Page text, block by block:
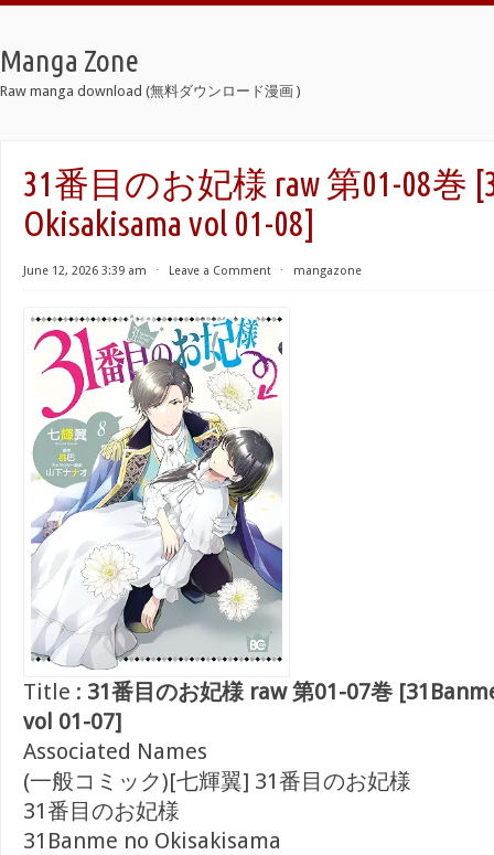
Manga Zone
Raw manga download (無料ダウンロード漫画 )
31番目のお妃様 raw 第01-08巻
Okisakisama vol 01-08]
June 12, 2026 3:39 am ⋅ Leave a Comment ⋅ mangazone
Title : 31番目のお妃様 raw 第01-07巻
vol 01-07]
Associated Names
(一般コミック)[七輝翼] 31番目のお妃様
31番目のお妃様
31Banme no Okisakisama